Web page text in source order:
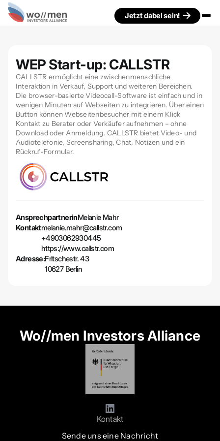
Jetzt dabei sein!
WEP Start-up: CALLSTR
CALLSTR ermöglicht eine zwischenmenschliche
Interaktion in Verkauf, Support und weiteren Bereichen.
Die browser-basierte Videocall-Software ist einfach und in
wenigen Minuten auf Webseiten zu integrieren. Über einen
Button können Webseitenbesucher mit einem Klick
Kontakt zu Berater oder Verkäufer aufnehmen – ohne
Download oder Anmeldung. CALLSTR bietet Video- und
Audiotelefonie, Screensharing, Chat, Notizen und ein
Rückruf-Formular.
AnsprechpartnerinMelanie Mahr
Kontaktmelanie.mahr@callstr.com
+4903062930445
https://www.callstr.com
Adresse:Fritschestr. 43
10627 Berlin
Wo//men Investors Alliance
Kontakt
Sende uns eine Nachricht